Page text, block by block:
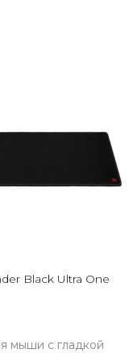
Black Ultra One
мыши с гладкой